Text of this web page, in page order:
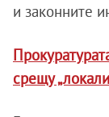
и законните
срещу